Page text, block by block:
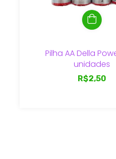
Pilha AA Della
unidades
R$2,50